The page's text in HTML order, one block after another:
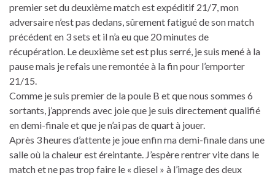
premier set du deuxième match est expéditif 21/7, mon
adversaire n’est pas dedans, sûrement fatigué de son match
précédent en 3 sets et il n’a eu que 20 minutes de
récupération. Le deuxième set est plus serré, je suis mené à la
pause mais je refais une remontée à la fin pour l’emporter
21/15.
Comme je suis premier de la poule B et que nous sommes 6
sortants, j’apprends avec joie que je suis directement qualifié
en demi-finale et que je n’ai pas de quart à jouer.
Après 3 heures d’attente je joue enfin ma demi-finale dans une
salle où la chaleur est éreintante. J’espère rentrer vite dans le
match et ne pas trop faire le « diesel » à l’image des deux